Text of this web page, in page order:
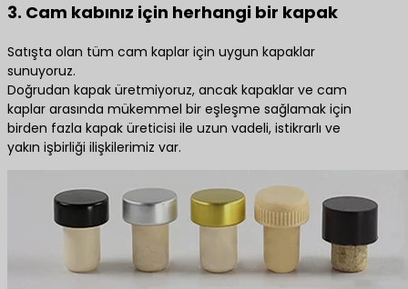
3. Cam kabınız için herhangi bir kapak
Satışta olan tüm cam kaplar için uygun kapaklar
sunuyoruz.
Doğrudan kapak üretmiyoruz, ancak kapaklar ve cam
kaplar arasında mükemmel bir eşleşme sağlamak için
birden fazla kapak üreticisi ile uzun vadeli, istikrarlı ve
yakın işbirliği ilişkilerimiz var.